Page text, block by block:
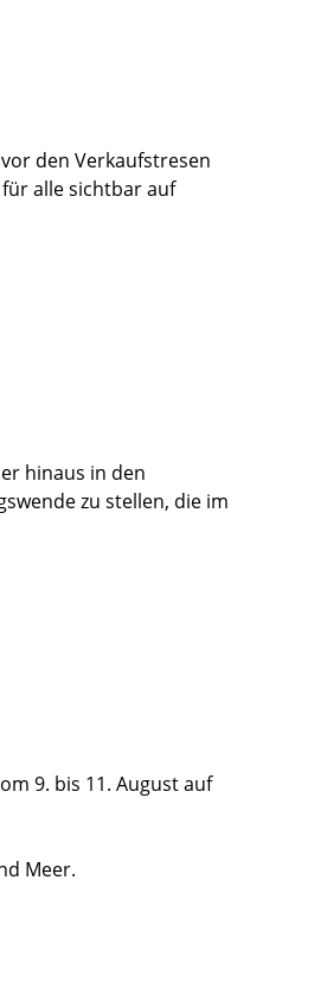
den Verkaufstresen
alle sichtbar auf
hinaus in den
zu stellen, die im
9. bis 11. August auf
Meer.